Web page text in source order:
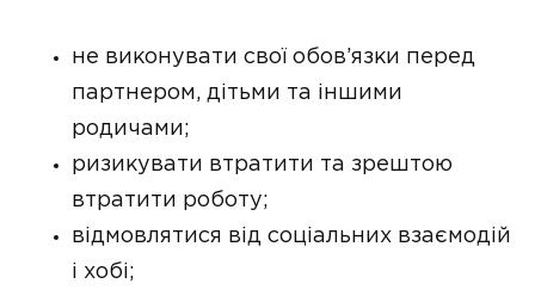
не виконувати свої обов’язки перед
партнером, дітьми та іншими
родичами;
ризикувати втратити та зрештою
втратити роботу;
відмовлятися від соціальних взаємодій
і хобі;